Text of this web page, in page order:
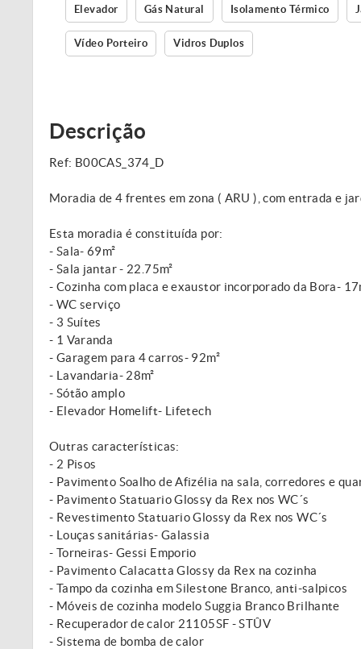
Elevador Gás Natural Isolamento Térmico
Vídeo Porteiro Vidros Duplos
Descrição
Ref: B00CAS_374_D
Moradia de 4 frentes em zona ( ARU ), com entrada e
Esta moradia é constituída por:
- Sala- 69m²
- Sala jantar - 22.75m²
- Cozinha com placa e exaustor incorporado da Bora-
- WC serviço
- 3 Suítes
- 1 Varanda
- Garagem para 4 carros- 92m²
- Lavandaria- 28m²
- Sótão amplo
- Elevador Homelift- Lifetech
Outras características:
- 2 Pisos
- Pavimento Soalho de Afizélia na sala, corredores e
- Pavimento Statuario Glossy da Rex nos WC´s
- Revestimento Statuario Glossy da Rex nos WC´s
- Louças sanitárias- Galassia
- Torneiras- Gessi Emporio
- Pavimento Calacatta Glossy da Rex na cozinha
- Tampo da cozinha em Silestone Branco, anti-salpicos
- Móveis de cozinha modelo Suggia Branco Brilhante
- Recuperador de calor 21105SF - STÛV
- Sistema de bomba de calor